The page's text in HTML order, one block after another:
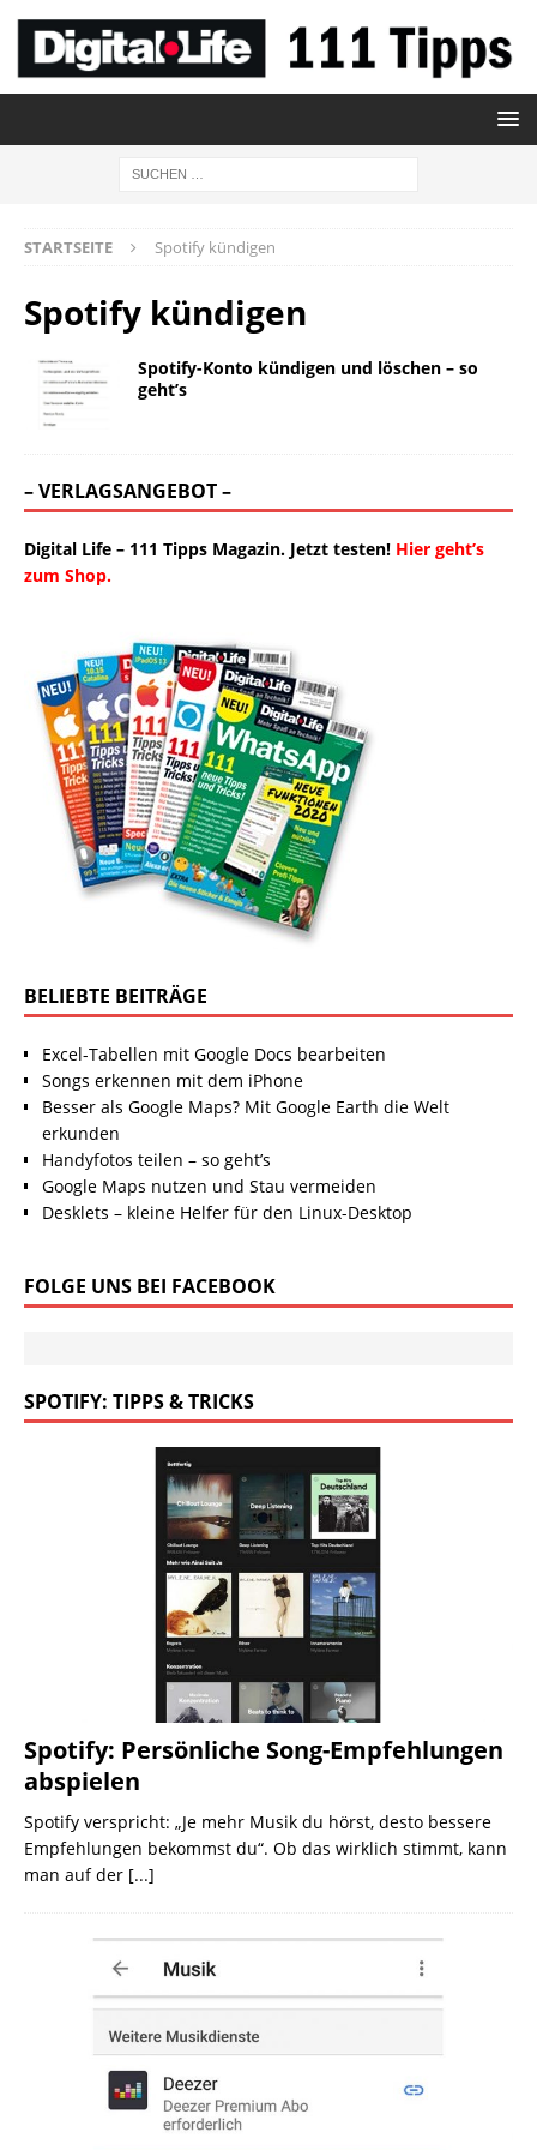
STARTSEITE Spotify kündigen
Spotify kündigen
Spotify-Konto kündigen und löschen – so
geht’s
– VERLAGSANGEBOT –
Digital Life – 111 Tipps Magazin. Jetzt testen! Hier geht’s
zum Shop.
BELIEBTE BEITRÄGE
Excel-Tabellen mit Google Docs bearbeiten
Songs erkennen mit dem iPhone
Besser als Google Maps? Mit Google Earth die Welt
erkunden
Handyfotos teilen – so geht’s
Google Maps nutzen und Stau vermeiden
Desklets – kleine Helfer für den Linux-Desktop
FOLGE UNS BEI FACEBOOK
SPOTIFY: TIPPS & TRICKS
Spotify: Persönliche Song-Empfehlungen
abspielen
Spotify verspricht: „Je mehr Musik du hörst, desto bessere
Empfehlungen bekommst du“. Ob das wirklich stimmt, kann
man auf der [...]